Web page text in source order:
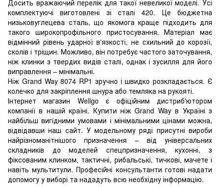
Досить вражаючий перелік для такої невеликої моделі. Усі
комплектуючі виготовлені зі сталі 420. Це бюджетна
низьковуглецева сталь, що якомога краще підходить для
такого широкопрофільного пристосування. Матеріал має
відмінний рівень ударної в'язкості, не схильний до корозії,
сколів і тріщин. Можливо, він потребує частого заточування,
ніж клинки з твердих видів сталі, однак і зусилля для його
виправлення – мінімальні.
Ніж Grand Way 8074 RP1 зручно і швидко розкладається. Є
колечко для закріплення шнура або темляка на рукояті.
Інтернет магазин Wellgo є офіційним дистриб'ютором
компанії в нашій країні. Купити ніж Grand Way в Україні з
найбільш вигідними умовами і мінімальними цінами можна,
відвідавши наш сайт. У модельному ряді присутні вироби
найрізноманітнішого призначення – від універсальних
складників до моделей спецпризначення, кухонні, з
фіксованим клинком, тактичні, рибальські, тичкові, мачете і
навіть мультитули. Професійні консультанти готові надати
допомогу у виборі та нададуть всю необхідну інформацію.